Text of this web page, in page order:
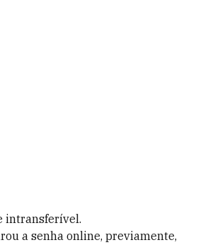
intransferível.
a senha online, previamente,